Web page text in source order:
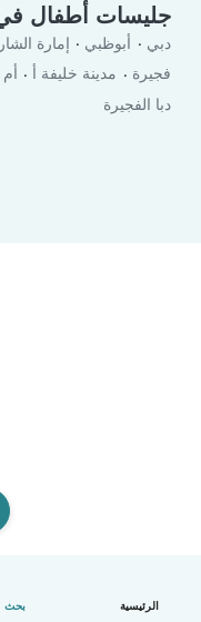
الرئيسية بحث
جليسات أطفال
دبي أبوظبي إمارة
فجيرة
مدينة خليفة أ أم
دبا الفجيرة